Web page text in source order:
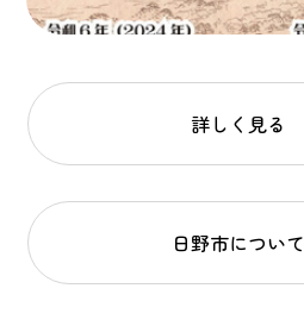
詳しく見る
日野市について